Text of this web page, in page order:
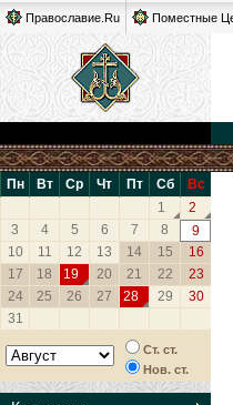
Православие.Ru Поместные
Пн Вт Ср Чт Пт Сб
Вс
1
2
3
4 5 6 7 8
9
10
11 12 13 14 15
16
17
18 19 20 21 22
23
24
25 26 27 28 29
30
31
Ст. ст.
Нов. ст.